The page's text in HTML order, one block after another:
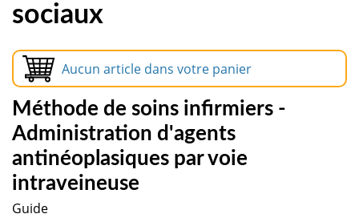
sociaux
Aucun article dans votre panier
Méthode de soins infirmiers -
Administration d'agents
antinéoplasiques par voie
intraveineuse
Guide